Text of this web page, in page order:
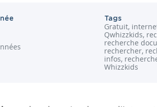
Tags
Gratuit,
Qwhizzkids,
recherche
rechercher,
infos,
Whizzkids